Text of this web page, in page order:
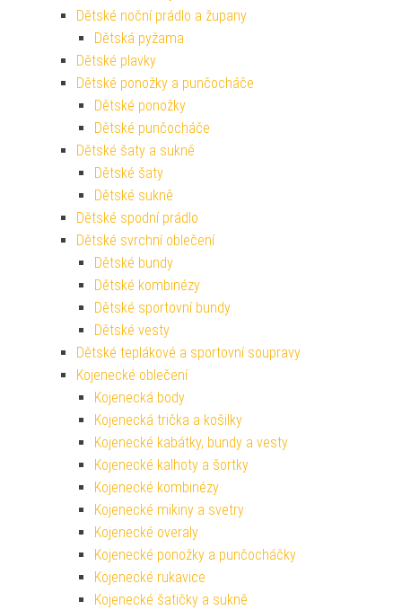
Dětské noční prádlo a župany
Dětská pyžama
Dětské plavky
Dětské ponožky a punčocháče
Dětské ponožky
Dětské punčocháče
Dětské šaty a sukně
Dětské šaty
Dětské sukně
Dětské spodní prádlo
Dětské svrchní oblečení
Dětské bundy
Dětské kombinézy
Dětské sportovní bundy
Dětské vesty
Dětské teplákové a sportovní soupravy
Kojenecké oblečení
Kojenecká body
Kojenecká trička a košilky
Kojenecké kabátky, bundy a vesty
Kojenecké kalhoty a šortky
Kojenecké kombinézy
Kojenecké mikiny a svetry
Kojenecké overaly
Kojenecké ponožky a punčocháčky
Kojenecké rukavice
Kojenecké šatičky a sukně